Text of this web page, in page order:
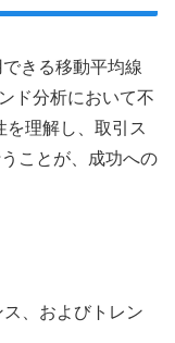
きる移動平均線
ド分析において不
理解し、取引ス
ことが、成功への
、およびトレン